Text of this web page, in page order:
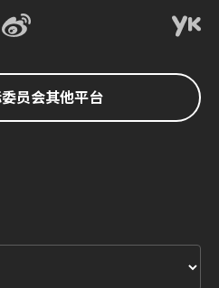
员会其他平台